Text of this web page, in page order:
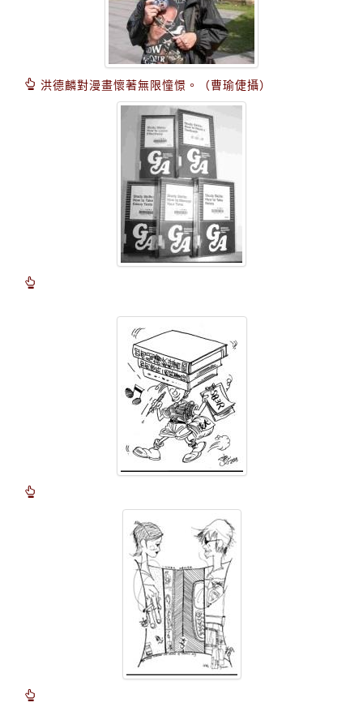
洪德麟對漫畫懷著無限憧憬。（曹瑜倢攝）